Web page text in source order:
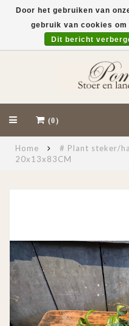
(0)
Home
# Plant steker/
20x13x83CM
Door het gebruiken van
gebruik van cookies
Dit bericht